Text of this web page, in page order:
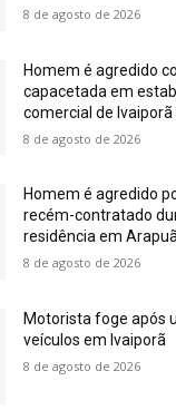
8 de agosto de 2026
Homem é agredido
capacetada em
comercial de Ivaiporã
8 de agosto de 2026
Homem é agredido
recém-contratado
residência em
8 de agosto de 2026
Motorista foge após
veículos em Ivaiporã
8 de agosto de 2026